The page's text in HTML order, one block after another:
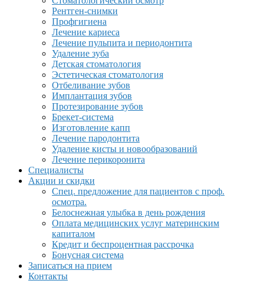
Рентген-снимки
Профгигиена
Лечение кариеса
Лечение пульпита и периодонтита
Удаление зуба
Детская стоматология
Эстетическая стоматология
Отбеливание зубов
Имплантация зубов
Протезирование зубов
Брекет-система
Изготовление капп
Лечение пародонтита
Удаление кисты и новообразований
Лечение перикоронита
Специалисты
Акции и скидки
Спец. предложение для пациентов с проф.
осмотра.
Белоснежная улыбка в день рождения
Оплата медицинских услуг материнским
капиталом
Кредит и беспроцентная рассрочка
Бонусная система
Записаться на прием
Контакты